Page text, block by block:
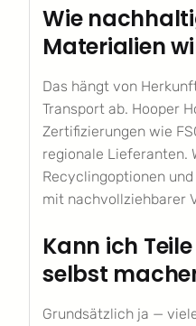
Wie
Materialien
Das hängt von
Transport ab. Hooper
Zertifizierungen wie
regionale Lieferanten.
Recyclingoptionen
mit nachvollziehbarer
Kann ich
selbst
Grundsätzlich ja —